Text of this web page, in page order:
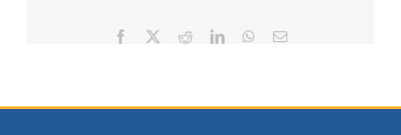
Facebook RedditLinkedInWhatsApp
Correo